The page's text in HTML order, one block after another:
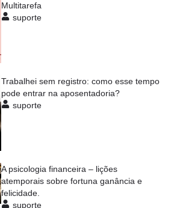
Multitarefa
suporte
Trabalhei sem registro: como esse tempo
pode entrar na aposentadoria?
suporte
A psicologia financeira – lições
atemporais sobre fortuna ganância e
felicidade.
suporte